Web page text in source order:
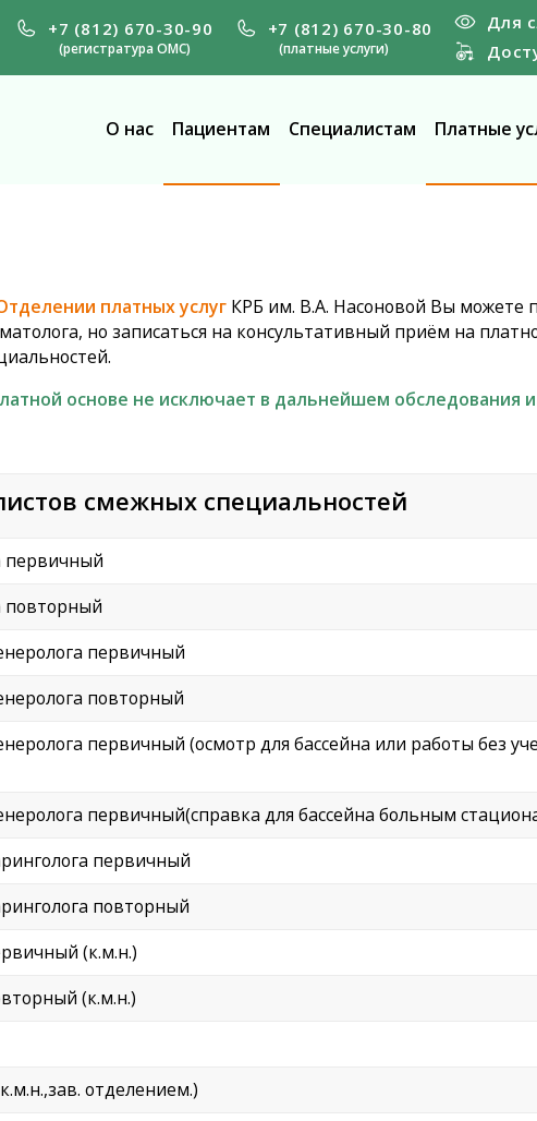
+7 (812) 670-30-90
(регистратура ОМС)
+7 (812) 670-30-80
(платные услуги)
Для
О нас Пациентам Специалистам Платные
платных услугКРБ им. В.А. Насоновой Вы можете
но записаться на консультативный приём на
основе не исключает в дальнейшем обследования
смежных специальностей
первичный
повторный
первичный
повторный
первичный (осмотр для бассейна или работы без
первичный(справка для бассейна больным
первичный
повторный
(к.м.н.)
(к.м.н.)
отделением.)